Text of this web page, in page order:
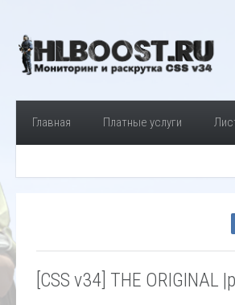
Главная Платные услуги
[CSS v34] THE ORIGINAL